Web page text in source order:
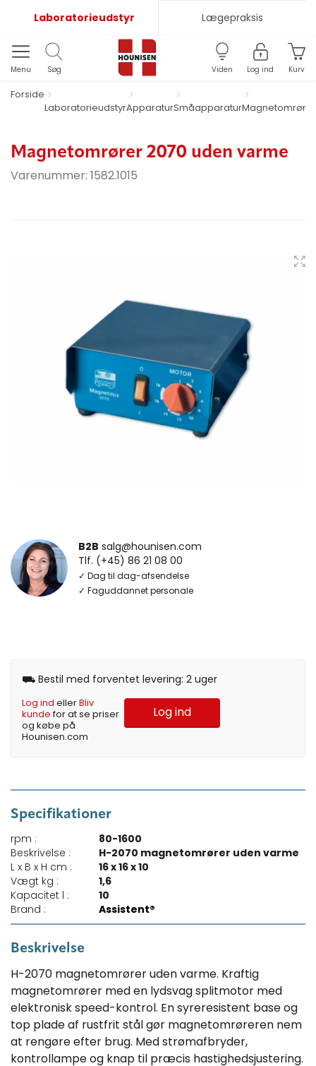
Laboratorieudstyr Lægepraksis
Menu Søg Viden Log ind Kurv
Forside
LaboratorieudstyrApparaturSmåapparaturMagnetomrører
Magnetomrører 2070 uden varme
Varenummer: 1582.1015
B2B salg@hounisen.com
Tlf. (+45) 86 21 08 00
✓ Dag til dag-afsendelse
✓ Faguddannet personale
⛟ Bestil med forventet levering: 2 uger
Log ind ellerBliv
kundefor at se priser
og købe på
Hounisen.com
Log ind
Specifikationer
rpm :
80-1600
Beskrivelse :
H-2070 magnetomrører uden varme
L x B x H cm :
16 x 16 x 10
Vægt kg :
1,6
Kapacitet l :
10
Brand :
Assistent®
Beskrivelse
H-2070 magnetomrører uden varme. Kraftig
magnetomrører med en lydsvag splitmotor med
elektronisk speed-kontrol. En syreresistent base og
top plade af rustfrit stål gør magnetomrøreren nem
at rengøre efter brug. Med strømafbryder,
kontrollampe og knap til præcis hastighedsjustering.